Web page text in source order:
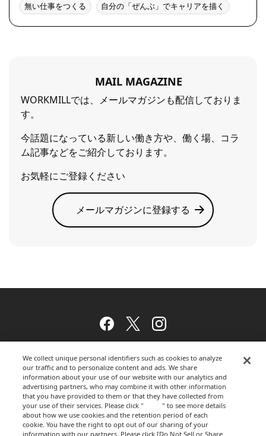
無い仕事をつくる 自分の「ぜんぶ」でキャリアを描く
MAIL MAGAZINE
WORKMILLでは、メールマガジンも配信しておりま
す。
今話題になっている新しい働き方や、働く場、コラ
ム記事などをご紹介しております。
お気軽にご登録ください
メールマガジンに登録する
Facebook
TwitterInstagram
ウェブサイトのご利用について
プライバシーポリシー
We collect unique personal identifiers such as cookies to analyze
our traffic and to personalize content and ads. We share
information about your use of our website with our analytics and
advertising partners, who may combine it with other information
that you have provided to them or that they have collected from
your use of their services. Please click "
here" to see more details
about how we use cookies and the retention period of each
cookie. You have the right to opt out of our sharing of your
information with our partners. Please click [Do Not Sell or Share